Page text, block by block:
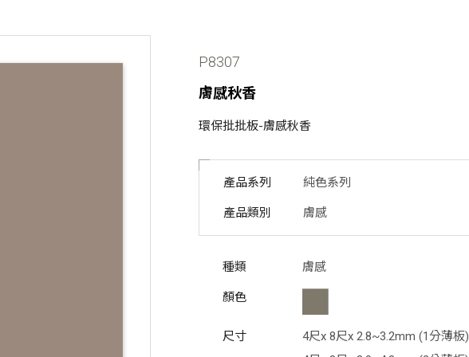
P8307
膚感秋香
環保批批板-膚感秋香
產品系列 純色系列
產品類別 膚感
種類 膚感
顏色
尺寸
4尺x 8尺x 2.8~3.2mm (1分薄板)